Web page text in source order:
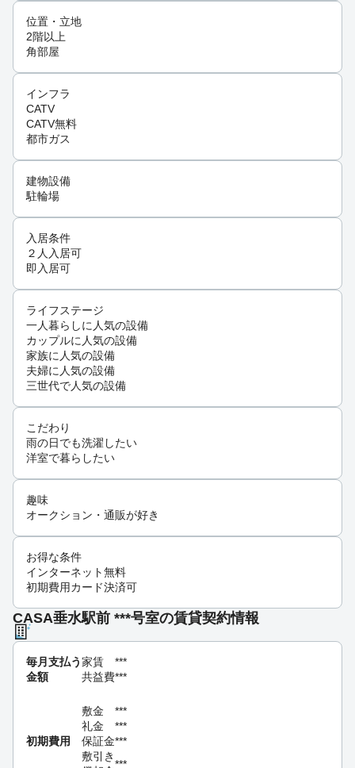
位置・立地
2階以上
角部屋
インフラ
CATV
CATV無料
都市ガス
建物設備
駐輪場
入居条件
２人入居可
即入居可
ライフステージ
一人暮らしに人気の設備
カップルに人気の設備
家族に人気の設備
夫婦に人気の設備
三世代で人気の設備
こだわり
雨の日でも洗濯したい
洋室で暮らしたい
趣味
オークション・通販が好き
お得な条件
インターネット無料
初期費用カード決済可
CASA垂水駅前 ***号室の賃貸契約情報
毎月支払う
金額
家賃
***
共益費***
初期費用
敷金
***
礼金
***
保証金***
敷引き
***